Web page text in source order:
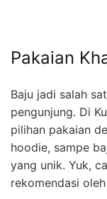
Pakaian
Baju jadi salah
pengunjung. Di
pilihan pakaian
hoodie, sampe
yang unik. Yuk,
rekomendasi